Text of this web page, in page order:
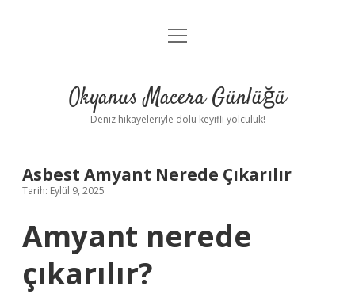
Anasayfa
Yasal Uyarı
menüyü
Okyanus Macera Günlüğü
Deniz hikayeleriyle dolu keyifli yolculuk!
Asbest Amyant Nerede Çıkarılır
Tarih: Eylül 9, 2025
Amyant nerede
çıkarılır?